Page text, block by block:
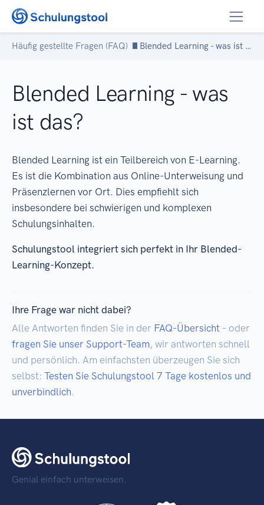
Zum Inhalt springen
Häufig gestellte Fragen (FAQ) Blended Learning - was ist das?
Blended Learning - was
ist das?
Blended Learning ist ein Teilbereich von E-Learning.
Es ist die Kombination aus Online-Unterweisung und
Präsenzlernen vor Ort. Dies empfiehlt sich
insbesondere bei schwierigen und komplexen
Schulungsinhalten.
Schulungstool integriert sich perfekt in Ihr Blended-
Learning-Konzept.
Ihre Frage war nicht dabei?
Alle Antworten finden Sie in der FAQ-Übersicht – oder
fragen Sie unser Support-Team, wir antworten schnell
und persönlich. Am einfachsten überzeugen Sie sich
selbst: Testen Sie Schulungstool 7 Tage kostenlos und
unverbindlich.
Genial einfach unterweisen.